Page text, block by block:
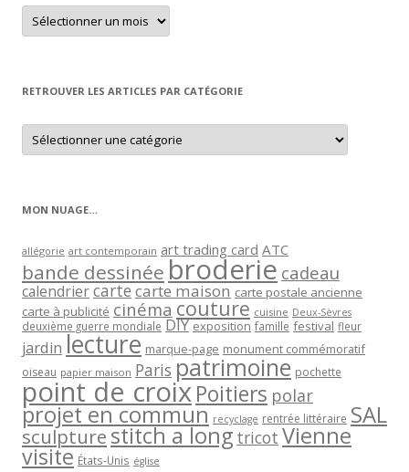
Retrouver
un
article
RETROUVER LES ARTICLES PAR CATÉGORIE
Retrouver
les
articles
MON NUAGE…
allégorie art contemporain art trading card ATC
bande dessinée broderie cadeau
calendriercartecarte maison carte postale ancienne
carte à publicité cinéma couture cuisine Deux-Sèvres
deuxième guerre mondiale DIY exposition famille festival fleur
jardin lecture marque-page monument commémoratif
oiseau papier maison Paris patrimoine pochette
point de croixPoitiers polar
projet en commun recyclage rentrée littéraire SAL
sculpturestitch a long tricot Vienne
visite États-Unis église